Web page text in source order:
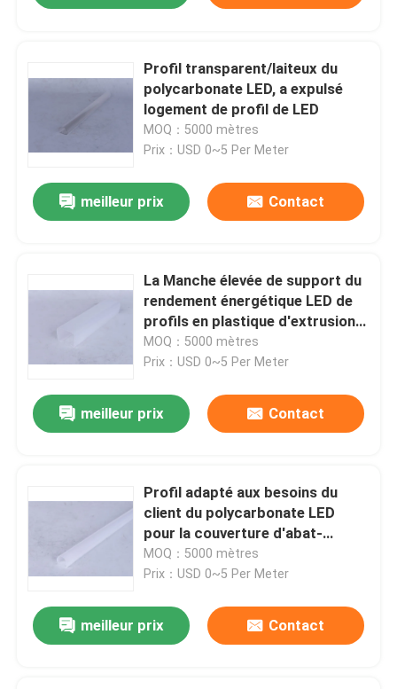
Profil transparent/laiteux du
polycarbonate LED, a expulsé
logement de profil de LED
MOQ：5000 mètres
Prix：USD 0~5 Per Meter
meilleur prix Contact
La Manche élevée de support du
rendement énergétique LED de
profils en plastique d'extrusion
de lumière de LED
MOQ：5000 mètres
Prix：USD 0~5 Per Meter
meilleur prix Contact
Profil adapté aux besoins du
client du polycarbonate LED
pour la couverture d'abat-
jour/lumière
MOQ：5000 mètres
Prix：USD 0~5 Per Meter
meilleur prix Contact